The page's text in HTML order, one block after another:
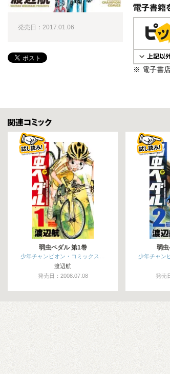
電子書籍で
※ 電子書
発売日：2017.01.06
関連コミックス
弱虫ペダル 第1巻
少年チャンピオン・コミックス…
渡辺航
発売日：2008.07.08
弱
少年チャン
発売